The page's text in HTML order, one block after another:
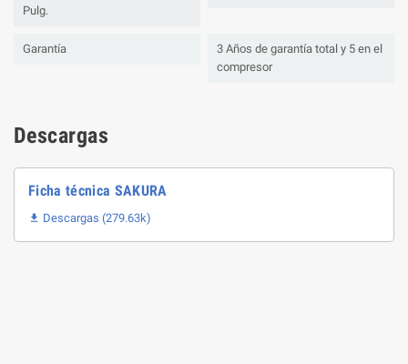
Pulg.
Garantía
3 Años de garantía total y 5 en el
compresor
Descargas
Ficha técnica SAKURA
 Descargas (279.63k)